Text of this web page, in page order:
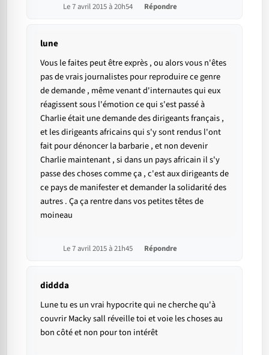
Le 7 avril 2015 à 20h54 Répondre
lune
Vous le faites peut être exprès , ou alors vous n'êtes
pas de vrais journalistes pour reproduire ce genre
de demande , même venant d'internautes qui eux
réagissent sous l'émotion ce qui s'est passé à
Charlie était une demande des dirigeants français ,
et les dirigeants africains qui s'y sont rendus l'ont
fait pour dénoncer la barbarie , et non devenir
Charlie maintenant , si dans un pays africain il s'y
passe des choses comme ça , c'est aux dirigeants de
ce pays de manifester et demander la solidarité des
autres . Ça ça rentre dans vos petites têtes de
moineau
Le 7 avril 2015 à 21h45 Répondre
diddda
Lune tu es un vrai hypocrite qui ne cherche qu'à
couvrir Macky sall réveille toi et voie les choses au
bon côté et non pour ton intérêt